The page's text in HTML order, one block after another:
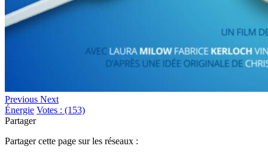
Previous Next
Énergie Votes : (153)
Partager
Partager cette page sur les réseaux :